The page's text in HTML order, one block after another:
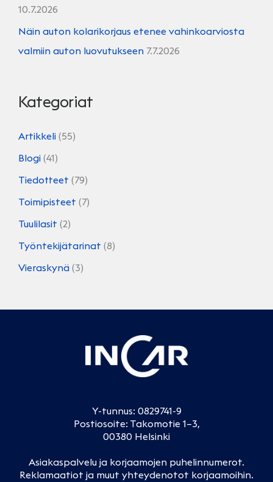
10.7.2026
Näin auton kolarikorjaus etenee vahinkoarviosta
valmiin auton luovutukseen 7.7.2026
Kategoriat
Artikkeli (55)
Blogi (41)
Tiedotteet (79)
Toimipisteet (7)
Tuulilasit (2)
Työntekijätarinat (8)
Vieraskynä (3)
Y-tunnus: 0829741-9
Postiosoite: Takomotie 1–3,
00380 Helsinki
Asiakaspalvelu ja korjaamojen puhelinnumerot.
Reklamaatiot ja muut yhteydenotot korjaamoihin.